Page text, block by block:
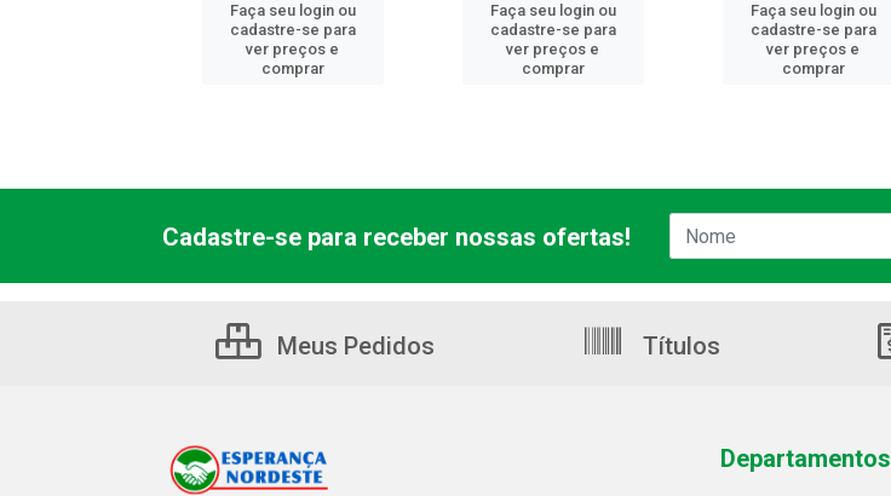
Faça seu login ou
cadastre-se para
ver preços e
comprar
Faça seu login ou
cadastre-se para
ver preços e
comprar
Faça seu login ou
cadastre-se para
ver preços e
comprar
Cadastre-se para receber nossas ofertas!
Meus Pedidos Títulos
Departamentos